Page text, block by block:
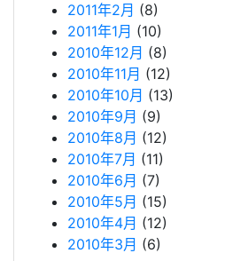
2011年2月 (8)
2011年1月 (10)
2010年12月 (8)
2010年11月 (12)
2010年10月 (13)
2010年9月 (9)
2010年8月 (12)
2010年7月 (11)
2010年6月 (7)
2010年5月 (15)
2010年4月 (12)
2010年3月 (6)